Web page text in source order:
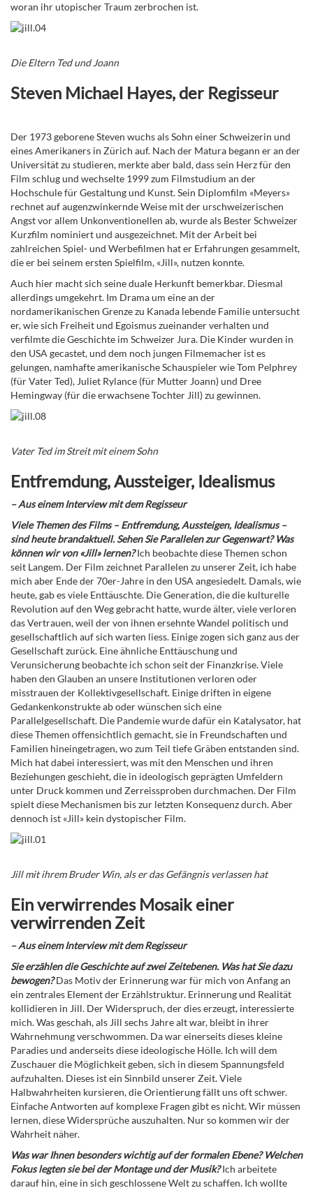
woran ihr utopischer Traum zerbrochen ist.
Die Eltern Ted und Joann
Steven Michael Hayes, der Regisseur
Der 1973 geborene Steven wuchs als Sohn einer Schweizerin und
eines Amerikaners in Zürich auf. Nach der Matura begann er an der
Universität zu studieren, merkte aber bald, dass sein Herz für den
Film schlug und wechselte 1999 zum Filmstudium an der
Hochschule für Gestaltung und Kunst. Sein Diplomfilm «Meyers»
rechnet auf augenzwinkernde Weise mit der urschweizerischen
Angst vor allem Unkonventionellen ab, wurde als Bester Schweizer
Kurzfilm nominiert und ausgezeichnet. Mit der Arbeit bei
zahlreichen Spiel- und Werbefilmen hat er Erfahrungen gesammelt,
die er bei seinem ersten Spielfilm, «Jill», nutzen konnte.
Auch hier macht sich seine duale Herkunft bemerkbar. Diesmal
allerdings umgekehrt. Im Drama um eine an der
nordamerikanischen Grenze zu Kanada lebende Familie untersucht
er, wie sich Freiheit und Egoismus zueinander verhalten und
verfilmte die Geschichte im Schweizer Jura. Die Kinder wurden in
den USA gecastet, und dem noch jungen Filmemacher ist es
gelungen, namhafte amerikanische Schauspieler wie Tom Pelphrey
(für Vater Ted), Juliet Rylance (für Mutter Joann) und Dree
Hemingway (für die erwachsene Tochter Jill) zu gewinnen.
Vater Ted im Streit mit einem Sohn
Entfremdung, Aussteiger, Idealismus
– Aus einem Interview mit dem Regisseur
Viele Themen des Films – Entfremdung, Aussteigen, Idealismus –
sind heute brandaktuell. Sehen Sie Parallelen zur Gegenwart? Was
können wir von «Jill» lernen?Ich beobachte diese Themen schon
seit Langem. Der Film zeichnet Parallelen zu unserer Zeit, ich habe
mich aber Ende der 70er-Jahre in den USA angesiedelt. Damals, wie
heute, gab es viele Enttäuschte. Die Generation, die die kulturelle
Revolution auf den Weg gebracht hatte, wurde älter, viele verloren
das Vertrauen, weil der von ihnen ersehnte Wandel politisch und
gesellschaftlich auf sich warten liess. Einige zogen sich ganz aus der
Gesellschaft zurück. Eine ähnliche Enttäuschung und
Verunsicherung beobachte ich schon seit der Finanzkrise. Viele
haben den Glauben an unsere Institutionen verloren oder
misstrauen der Kollektivgesellschaft. Einige driften in eigene
Gedankenkonstrukte ab oder wünschen sich eine
Parallelgesellschaft. Die Pandemie wurde dafür ein Katalysator, hat
diese Themen offensichtlich gemacht, sie in Freundschaften und
Familien hineingetragen, wo zum Teil tiefe Gräben entstanden sind.
Mich hat dabei interessiert, was mit den Menschen und ihren
Beziehungen geschieht, die in ideologisch geprägten Umfeldern
unter Druck kommen und Zerreissproben durchmachen. Der Film
spielt diese Mechanismen bis zur letzten Konsequenz durch. Aber
dennoch ist «Jill» kein dystopischer Film.
Jill mit ihrem Bruder Win, als er das Gefängnis verlassen hat
Ein verwirrendes Mosaik einer
verwirrenden Zeit
– Aus einem Interview mit dem Regisseur
Sie erzählen die Geschichte auf zwei Zeitebenen. Was hat Sie dazu
bewogen?Das Motiv der Erinnerung war für mich von Anfang an
ein zentrales Element der Erzählstruktur. Erinnerung und Realität
kollidieren in Jill. Der Widerspruch, der dies erzeugt, interessierte
mich. Was geschah, als Jill sechs Jahre alt war, bleibt in ihrer
Wahrnehmung verschwommen. Da war einerseits dieses kleine
Paradies und anderseits diese ideologische Hölle. Ich will dem
Zuschauer die Möglichkeit geben, sich in diesem Spannungsfeld
aufzuhalten. Dieses ist ein Sinnbild unserer Zeit. Viele
Halbwahrheiten kursieren, die Orientierung fällt uns oft schwer.
Einfache Antworten auf komplexe Fragen gibt es nicht. Wir müssen
lernen, diese Widersprüche auszuhalten. Nur so kommen wir der
Wahrheit näher.
Was war Ihnen besonders wichtig auf der formalen Ebene? Welchen
Fokus legten sie bei der Montage und der Musik?Ich arbeitete
darauf hin, eine in sich geschlossene Welt zu schaffen. Ich wollte